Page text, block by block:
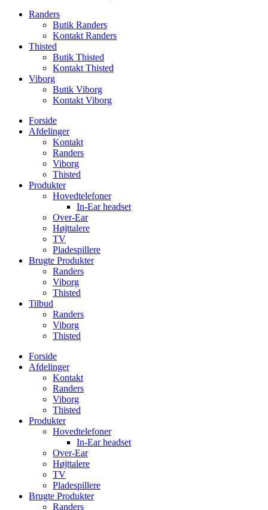
Randers
Butik Randers
Kontakt Randers
Thisted
Butik Thisted
Kontakt Thisted
Viborg
Butik Viborg
Kontakt Viborg
Forside
Afdelinger
Kontakt
Randers
Viborg
Thisted
Produkter
Hovedtelefoner
In-Ear headset
Over-Ear
Højttalere
TV
Pladespillere
Brugte Produkter
Randers
Viborg
Thisted
Tilbud
Randers
Viborg
Thisted
Forside
Afdelinger
Kontakt
Randers
Viborg
Thisted
Produkter
Hovedtelefoner
In-Ear headset
Over-Ear
Højttalere
TV
Pladespillere
Brugte Produkter
Randers